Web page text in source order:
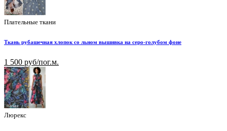
Плательные ткани
Ткань рубашечная хлопок со льном вышивка на серо-голубом фоне
1 500 руб/пог.м.
Люрекс